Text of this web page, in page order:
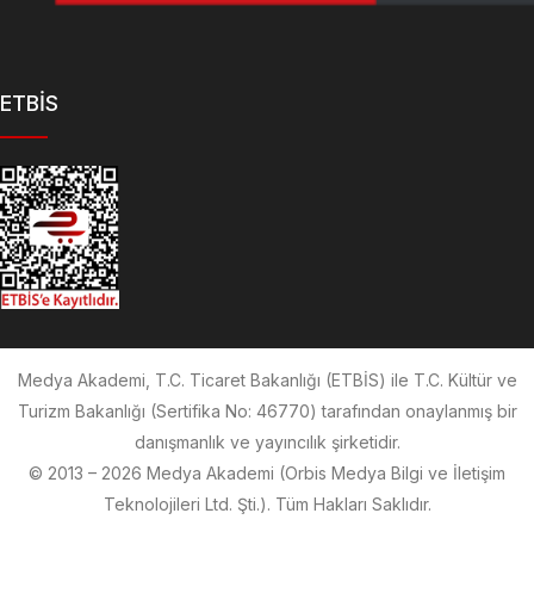
ETBİS
Medya Akademi, T.C. Ticaret Bakanlığı (ETBİS) ile T.C. Kültür ve
Turizm Bakanlığı (Sertifika No: 46770) tarafından onaylanmış bir
danışmanlık ve yayıncılık şirketidir.
© 2013 – 2026 Medya Akademi (Orbis Medya Bilgi ve İletişim
Teknolojileri Ltd. Şti.). Tüm Hakları Saklıdır.